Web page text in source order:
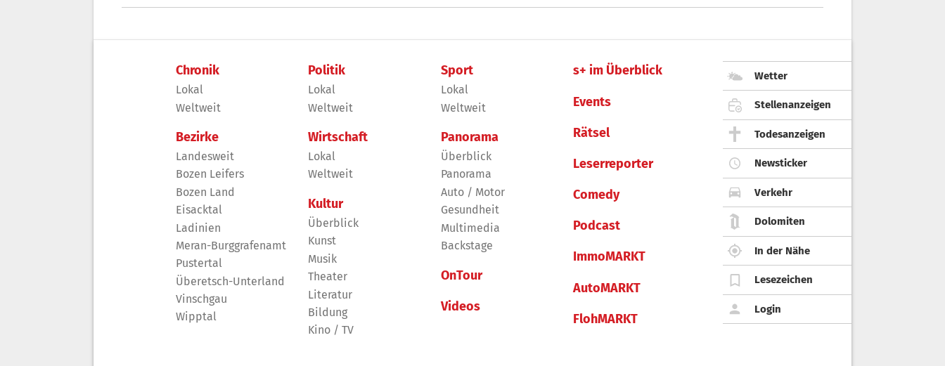
Chronik
Lokal
Weltweit
Bezirke
Landesweit
Bozen Leifers
Bozen Land
Eisacktal
Ladinien
Meran-Burggrafenamt
Pustertal
Überetsch-Unterland
Vinschgau
Wipptal
Politik
Lokal
Weltweit
Wirtschaft
Lokal
Weltweit
Kultur
Überblick
Kunst
Musik
Theater
Literatur
Bildung
Kino / TV
Sport
Lokal
Weltweit
Panorama
Überblick
Panorama
Auto / Motor
Gesundheit
Multimedia
Backstage
OnTour
Videos
s+ im Überblick
Events
Rätsel
Leserreporter
Comedy
Podcast
ImmoMARKT
AutoMARKT
FlohMARKT
Wetter
Stellenanzeigen
Todesanzeigen
Newsticker
Verkehr
Dolomiten
In der Nähe
Lesezeichen
Login